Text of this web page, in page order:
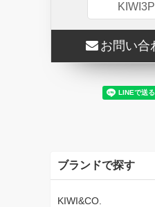
お問い合
ブランドで探す
KIWI&CO.